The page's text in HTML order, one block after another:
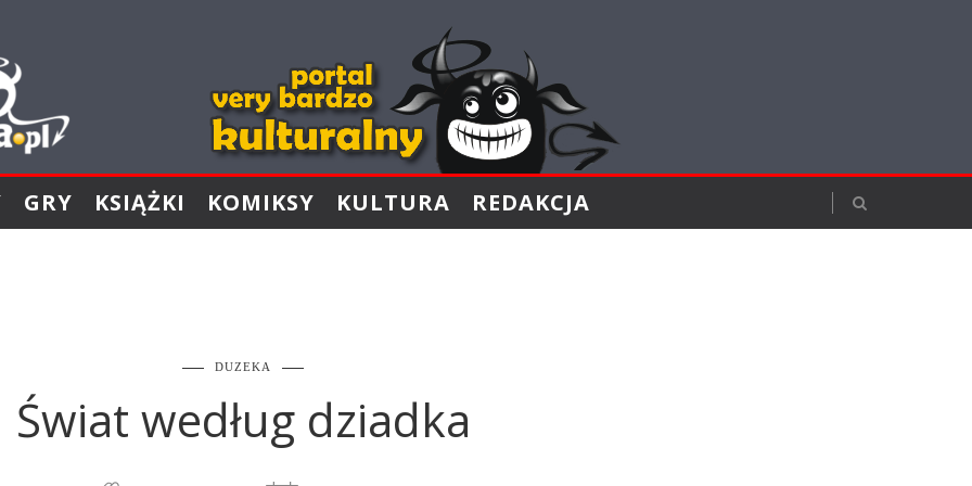
GRY KSIĄŻKI KOMIKSY KULTURA REDAKCJA
DUZEKA
Świat według dziadka